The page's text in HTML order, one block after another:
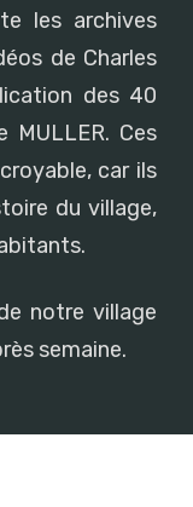
les archives
de Charles
des 40
MULLER. Ces
car ils
du village,
notre village
semaine.